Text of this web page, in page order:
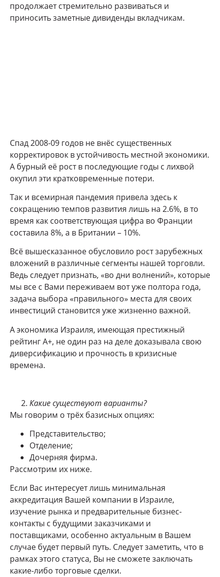
продолжает стремительно развиваться и
приносить заметные дивиденды вкладчикам.
Спад 2008-09 годов не внёс существенных
корректировок в устойчивость местной экономики.
А бурный её рост в последующие годы с лихвой
окупил эти кратковременные потери.
Так и всемирная пандемия привела здесь к
сокращению темпов развития лишь на 2.6%, в то
время как соответствующая цифра во Франции
составила 8%, а в Британии – 10%.
Всё вышесказанное обусловило рост зарубежных
вложений в различные сегменты нашей торговли.
Ведь следует признать, «во дни волнений», которые
мы все с Вами переживаем вот уже полтора года,
задача выбора «правильного» места для своих
инвестиций становится уже жизненно важной.
А экономика Израиля, имеющая престижный
рейтинг А+, не один раз на деле доказывала свою
диверсификацию и прочность в кризисные
времена.
Какие существуют варианты?
Мы говорим о трёх базисных опциях:
Представительство;
Отделение;
Дочерняя фирма.
Рассмотрим их ниже.
Если Вас интересует лишь минимальная
аккредитация Вашей компании в Израиле,
изучение рынка и предварительные бизнес-
контакты с будущими заказчиками и
поставщиками, особенно актуальным в Вашем
случае будет первый путь. Следует заметить, что в
рамках этого статуса, Вы не сможете заключать
какие-либо торговые сделки.